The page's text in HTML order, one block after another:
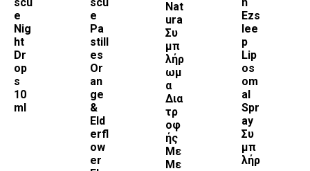
e
Nig
ht
Dr
op
s
10
ml
e
Pa
still
es
Or
an
ge
&
Eld
erfl
ow
er
Nat
ura
Συ
μπ
λήρ
ωμ
α
Δια
τρ
οφ
ής
Με
Με
Ezs
lee
p
Lip
os
om
al
Spr
ay
Συ
μπ
λήρ